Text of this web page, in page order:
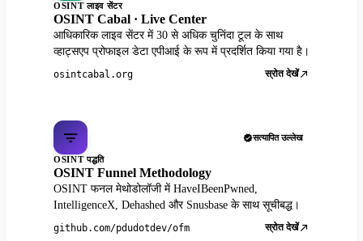
OSINT लाइव सेंटर
OSINT Cabal · Live Center
आधिकारिक लाइव सेंटर में 30 से अधिक चुनिंदा टूल के साथ
व्हाट्सएप प्रोफाइल डेटा एपीआई के रूप में प्रदर्शित किया गया है।
osintcabal.org स्रोत देखें
सत्यापित उल्लेख
OSINT पद्धति
OSINT Funnel Methodology
OSINT फनल मेथोडोलॉजी में HaveIBeenPwned,
IntelligenceX, Dehashed और Snusbase के साथ सूचीबद्ध।
github.com/pdudotdev/ofm स्रोत देखें